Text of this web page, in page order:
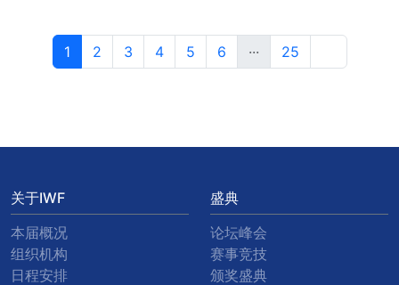
1 2 3 4 5 6 ··· 25
关于IWF
本届概况
组织机构
日程安排
盛典
论坛峰会
赛事竞技
颁奖盛典